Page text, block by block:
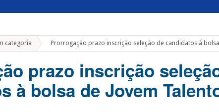
categoria » Prorrogação prazo inscrição seleção de candidatos à
prazo inscrição
à bolsa de Jovem